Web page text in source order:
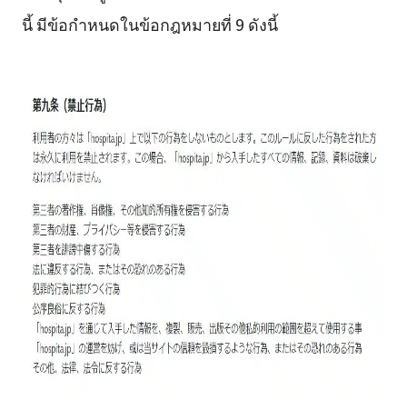
นี้ มีข้อกำหนดในข้อกฎหมายที่ 9 ดังนี้